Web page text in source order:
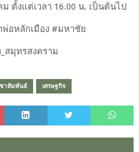
ตั้งแต่เวลา 16.00 น. เป็นต้นไป
อหลักเมือง #มหาชัย
สมุทรสงคราม
าสัมพันธ์ เศรษฐกิจ